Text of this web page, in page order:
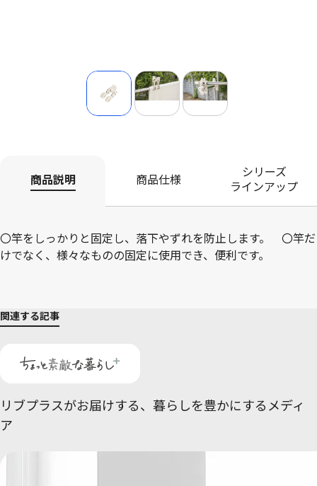
商品説明 商品仕様
シリーズ
ラインアップ
〇竿をしっかりと固定し、落下やずれを防止します。 〇竿だ
けでなく、様々なものの固定に使用でき、便利です。
関連する記事
リブプラスがお届けする、 暮らしを豊かにするメディ
ア